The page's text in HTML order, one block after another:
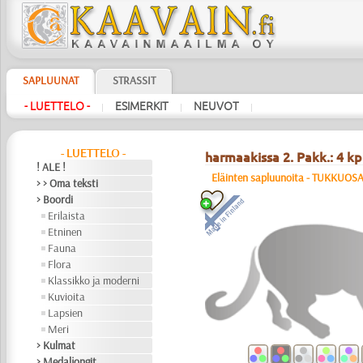
SAPLUUNAT STRASSIT
- LUETTELO - | ESIMERKIT | NEUVOT |
- LUETTELO -
! ALE !
> > Oma teksti
> Boordi
Erilaista
Etninen
Fauna
Flora
Klassikko ja moderni
Kuvioita
Lapsien
Meri
> Kulmat
harmaakissa 2. Pakk.: 4
Eläinten sapluunoita -